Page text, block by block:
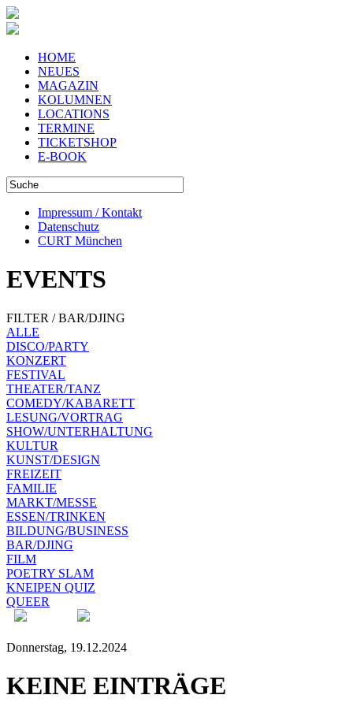
HOME
NEUES
MAGAZIN
KOLUMNEN
LOCATIONS
TERMINE
TICKETSHOP
E-BOOK
Impressum / Kontakt
Datenschutz
CURT München
EVENTS
FILTER / BAR/DJING
ALLE
DISCO/PARTY
KONZERT
FESTIVAL
THEATER/TANZ
COMEDY/KABARETT
LESUNG/VORTRAG
SHOW/UNTERHALTUNG
KULTUR
KUNST/DESIGN
FREIZEIT
FAMILIE
MARKT/MESSE
ESSEN/TRINKEN
BILDUNG/BUSINESS
BAR/DJING
FILM
POETRY SLAM
KNEIPEN QUIZ
QUEER
Donnerstag, 19.12.2024
KEINE EINTRÄGE